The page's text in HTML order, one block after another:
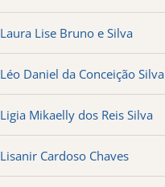
Laura Lise Bruno e Silva
Léo Daniel da Conceição Silva
Ligia Mikaelly dos Reis Silva
Lisanir Cardoso Chaves